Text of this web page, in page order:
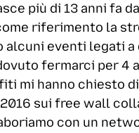
più di 13 anni fa
riferimento la
alcuni eventi legati
fermarci per 4
mi hanno chiesto
sui free wall
con un